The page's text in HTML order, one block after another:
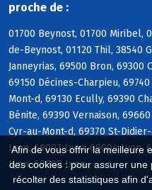
Afin de vous offrir la meilleure
des cookies : pour assurer
récolter des statistiques afin
proche de :
01700 Beynost, 01700 Miribel,
de-Beynost, 01120 Thil, 38540
Janneyrias, 69500 Bron, 69300
69150 Décines-Charpieu,
Mont-d, 69130 Ecully, 69390
Bénite, 69390 Vernaison,
Cyr-au-Mont-d, 69370 St-
Lyon, 69003 Lyon, 69004 Lyon,
Lyon, 69008 Lyon